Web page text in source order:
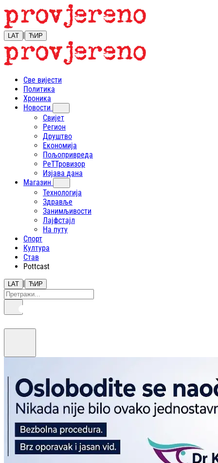
LAT | ЋИР
Све вијести
Политика
Хроника
Новости
Свијет
Регион
Друштво
Економија
Пољопривреда
РеТТровизор
Изјава дана
Магазин
Технологија
Здравље
Занимљивости
Лајфстajл
На путу
Спорт
Култура
Став
Pottcast
LAT | ЋИР